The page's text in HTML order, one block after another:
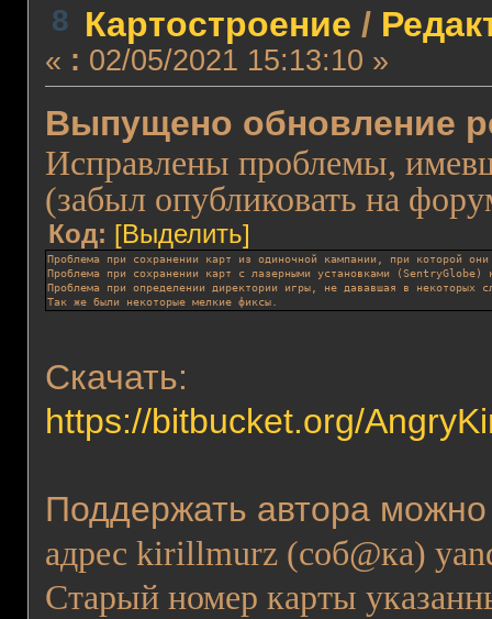
8 Картостроение /
« : 02/05/2021 15:13:10 »
Выпущено обновление
Исправлены проблемы,
(забыл опубликовать на
Код: [Выделить]
Проблема при сохранении карт из одиночной кампании, при которой
Проблема при сохранении карт с лазерными установками (SentryGlobe)
Проблема при определении директории игры, не дававшая в некоторых
Так же были некоторые мелкие фиксы.
Скачать:
https://bitbucket.org/
Поддержать автора
адрес kirillmurz (соб@ка)
Старый номер карты